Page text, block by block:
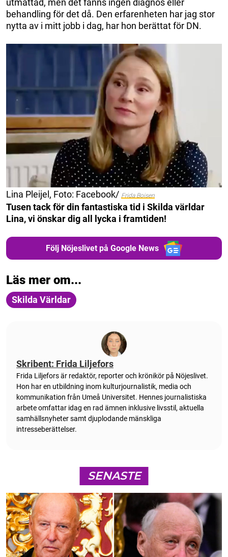
behandling för det då. Den erfarenheten har jag stor
nytta av i mitt jobb i dag, har hon berättat för DN.
Lina Pleijel, Foto: Facebook/ Frida Boisen
Tusen tack för din fantastiska tid i Skilda världar
Lina, vi önskar dig all lycka i framtiden!
Följ Nöjeslivet på Google News
Läs mer om...
Skilda Världar
Skribent: Frida Liljefors
Frida Liljefors är redaktör, reporter och krönikör på Nöjeslivet.
Hon har en utbildning inom kulturjournalistik, media och
kommunikation från Umeå Universitet. Hennes journalistiska
arbete omfattar idag en rad ämnen inklusive livsstil, aktuella
samhällsnyheter samt djuplodande mänskliga
intresseberättelser.
SENASTE